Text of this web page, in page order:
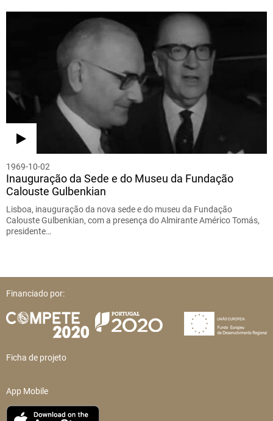
1969-10-02
Inauguração da Sede e do Museu da Fundação
Calouste Gulbenkian
Lisboa, inauguração da nova sede e do museu da Fundação
Calouste Gulbenkian, com a presença do Almirante Américo Tomás,
presidente…
Financiado por:
Ficha de projeto
App Mobile